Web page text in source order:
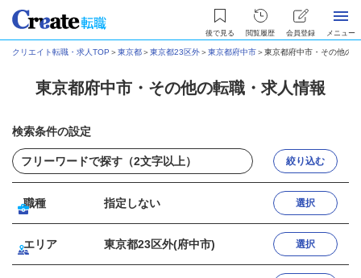
後で見る 閲覧履歴 会員登録 メニュー
クリエイト転職・求人TOP ＞東京都＞東京都23区外＞東京都府中市＞東京都府中市・その他の
東京都府中市・その他の転職・求人情報
検索条件の設定
絞り込む
職種 指定しない 選択
エリア 東京都23区外(府中市) 選択